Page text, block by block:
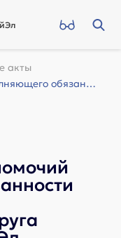
акты
О расширении полномочий исполняющего обязанности главы Волжского муниципального ...